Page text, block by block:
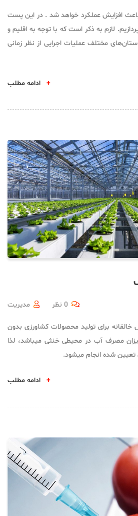
افزایش عملکرد خواهد شد . در این پست
لازم به ذکر است که با توجه به اقلیم و
مختلف عملیات اجرایی از نظر زمانی
+
مدیریت 0 نظر
برای تولید محصولات کشاورزی بدون
مصرف آب در محیطی خنثی میباشد، لذا
شده انجام میشود.
+